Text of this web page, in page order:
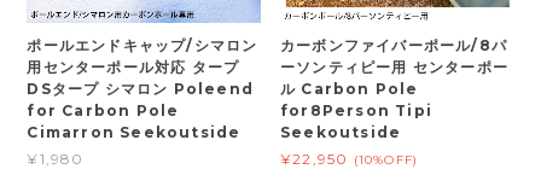
ポールエンドキャップ/シマロン
用センターポール対応 タープ
DSタープ シマロン Poleend
for Carbon Pole
Cimarron Seekoutside
¥1,980
カーボンファイバーポール/8パ
ーソンティピー用 センターポー
ル Carbon Pole
for8Person Tipi
Seekoutside
¥22,950
(10%OFF)